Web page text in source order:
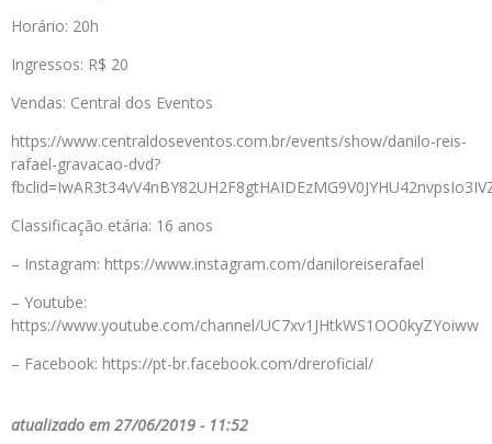
Horário: 20h
Ingressos: R$ 20
Vendas: Central dos Eventos
https://www.centraldoseventos.com.br/events/show/danilo-reis-
rafael-gravacao-dvd?
Classificação etária: 16 anos
– Instagram: https://www.instagram.com/daniloreiserafael
– Youtube:
https://www.youtube.com/channel/UC7xv1JHtkWS1OO0kyZYoiww
– Facebook: https://pt-br.facebook.com/dreroficial/
atualizado em 27/06/2019 - 11:52